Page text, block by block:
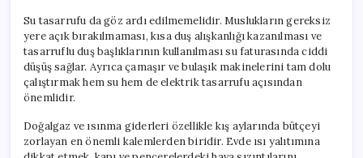
Su tasarrufu da göz ardı edilmemelidir. Muslukların gereksiz
yere açık bırakılmaması, kısa duş alışkanlığı kazanılması ve
tasarruflu duş başlıklarının kullanılması su faturasında ciddi
düşüş sağlar. Ayrıca çamaşır ve bulaşık makinelerini tam dolu
çalıştırmak hem su hem de elektrik tasarrufu açısından
önemlidir.
Doğalgaz ve ısınma giderleri özellikle kış aylarında bütçeyi
zorlayan en önemli kalemlerden biridir. Evde ısı yalıtımına